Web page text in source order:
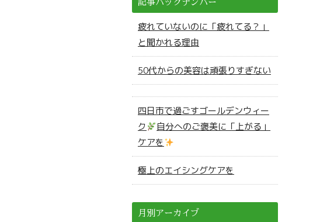
疲れていないのに「疲れてる？」
と聞かれる理由
50代からの美容は頑張りすぎない
四日市で過ごすゴールデンウィー
ク
自分へのご褒美に「上がる」
ケアを
極上のエイシングケアを
月別アーカイブ